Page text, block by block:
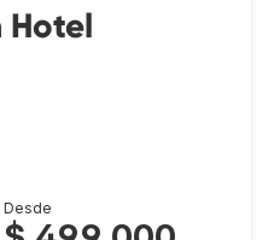
Hotel
Desde